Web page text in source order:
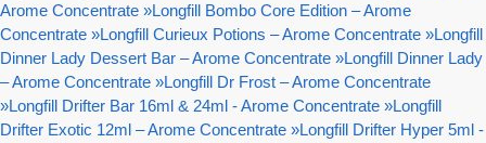
Arome Concentrate »Longfill Bombo Core Edition – Arome
Concentrate »Longfill Curieux Potions – Arome Concentrate »Longfill
Dinner Lady Dessert Bar – Arome Concentrate »Longfill Dinner Lady
– Arome Concentrate »Longfill Dr Frost – Arome Concentrate
»Longfill Drifter Bar 16ml & 24ml - Arome Concentrate »Longfill
Drifter Exotic 12ml – Arome Concentrate »Longfill Drifter Hyper 5ml -